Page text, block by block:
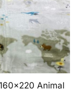
Animal